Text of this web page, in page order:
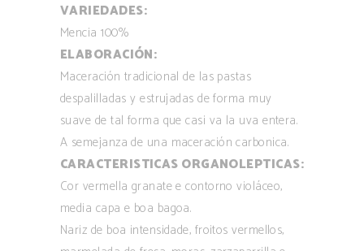
VARIEDADES:
Mencia 100%
ELABORACIÓN:
Maceración tradicional de las pastas
despalilladas y estrujadas de forma muy
suave de tal forma que casi va la uva entera.
A semejanza de una maceración carbonica.
CARACTERISTICAS ORGANOLEPTICAS:
Cor vermella granate e contorno violáceo,
media capa e boa bagoa.
Nariz de boa intensidade, froitos vermellos,